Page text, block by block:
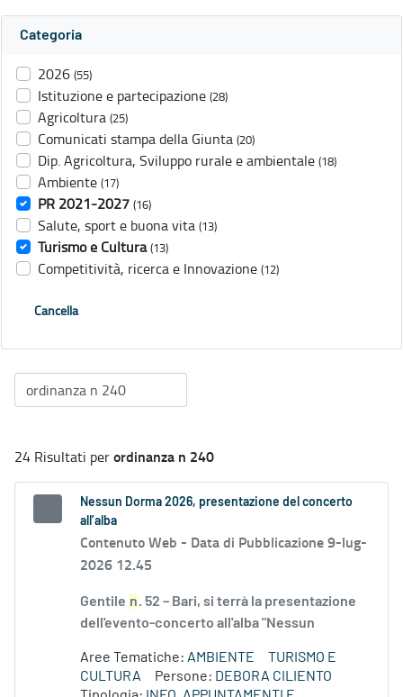
Categoria
2026 (55)
Istituzione e partecipazione (28)
Agricoltura (25)
Comunicati stampa della Giunta (20)
Dip. Agricoltura, Sviluppo rurale e ambientale (18)
Ambiente (17)
PR 2021-2027 (16)
Salute, sport e buona vita (13)
Turismo e Cultura (13)
Competitività, ricerca e Innovazione (12)
Cancella
24 Risultati perordinanza n 240
Nessun Dorma 2026, presentazione del concerto
all’alba
Contenuto Web - Data di Pubblicazione 9-lug-
2026 12.45
Gentile n. 52 – Bari, si terrà la presentazione
dell'evento-concerto all'alba "Nessun
Aree Tematiche: AMBIENTE
TURISMO E
CULTURA
Persone: DEBORA CILIENTO